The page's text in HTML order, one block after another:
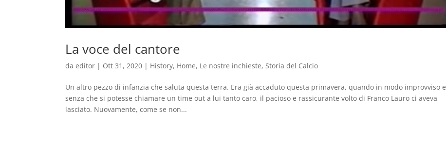
La voce del cantore
daeditor | Ott 31, 2020 | History, Home, Le nostre inchieste,Storia del Calcio
Un altro pezzo di infanzia che saluta questa terra. Era già accaduto questa primavera, quando in modo improvviso e
senza che si potesse chiamare un time out a lui tanto caro, il pacioso e rassicurante volto di Franco Lauro ci aveva
lasciato. Nuovamente, come se non...